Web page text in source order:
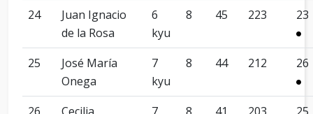
24
Juan Ignacio
de la Rosa
6
kyu
8 45 223 23
25
José María
Onega
7
kyu
8 44 212 26